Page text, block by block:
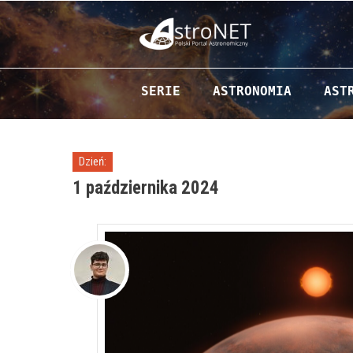
Przejdź do zawartości
SERIE ASTRONOMIA
Dzień:
1 października 2024